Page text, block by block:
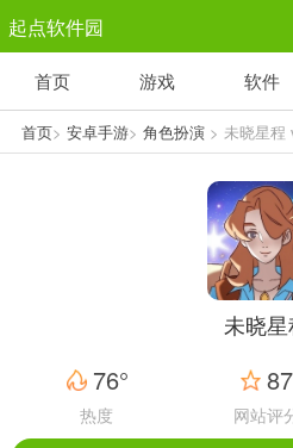
起点软件园
塔防游戏
1千+款游戏
休闲益智
1万+款
赛车竞
3百+款
首页 游戏 软件
首页> 安卓手游> 角色扮演> 未晓星程
未晓
76°
热度
87
网站评